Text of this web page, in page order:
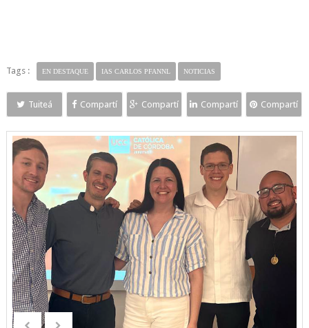
Tags : EN DESTAQUE IAS CARLOS PFANNL NOTICIAS
Tuiteá Compartí Compartí Compartí Compartí